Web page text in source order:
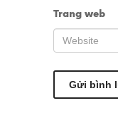
Trang web